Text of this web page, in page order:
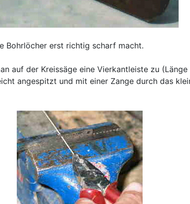
Bohrlöcher erst richtig scharf macht.
auf der Kreissäge eine Vierkantleiste zu
angespitzt und mit einer Zange durch das